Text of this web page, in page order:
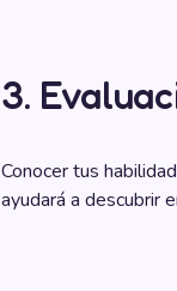
3.
Conocer tus
ayudará a descubrir